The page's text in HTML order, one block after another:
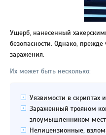
Ущерб, нанесенный
безопасности. Однако,
заражения.
Их может быть несколько:
Уязвимости в скриптах
Зараженный трояном
злоумышленником
Нелицензионные,